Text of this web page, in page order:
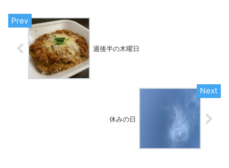
週後半の木曜日
休みの日